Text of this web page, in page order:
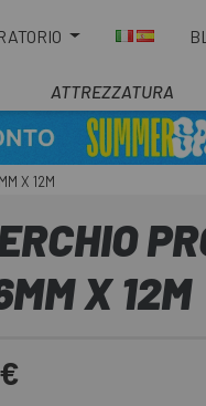
ATTREZZATURA
X 12M
X 12M